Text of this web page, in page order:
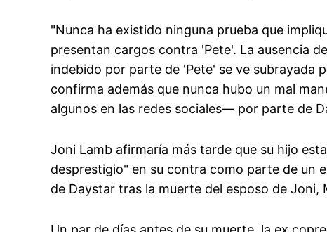
"Nunca ha existido ninguna prueba que
presentan cargos contra 'Pete'. La ausencia
indebido por parte de 'Pete' se ve subrayada
confirma además que nunca hubo un mal
algunos en las redes sociales— por parte de
Joni Lamb afirmaría más tarde que su hijo
desprestigio" en su contra como parte de un
de Daystar tras la muerte del esposo de Joni,